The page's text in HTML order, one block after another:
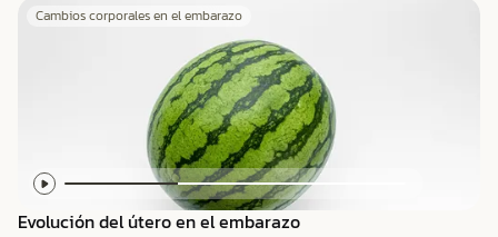
Cambios corporales en el embarazo
Evolución del útero en el embarazo